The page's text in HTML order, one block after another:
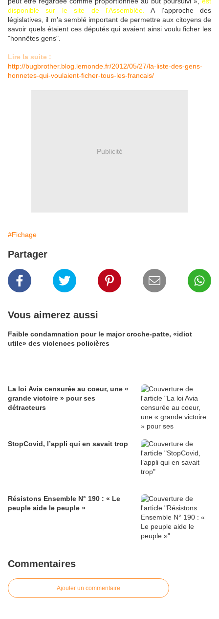
disponible sur le site de l'Assemblée.
A l'approche des
législatives, il m'a semblé important de permettre aux citoyens de
savoir quels étaient ces députés qui avaient ainsi voulu ficher les
"honnêtes gens".
Lire la suite :
http://bugbrother.blog.lemonde.fr/2012/05/27/la-liste-des-gens-
honnetes-qui-voulaient-ficher-tous-les-francais/
Publicité
#Fichage
Partager
Vous aimerez aussi
Faible condamnation pour le major croche-patte, «idiot
utile» des violences policières
La loi Avia censurée au coeur, une «
grande victoire » pour ses
détracteurs
StopCovid, l’appli qui en savait trop
Résistons Ensemble N° 190 : « Le
peuple aide le peuple »
Commentaires
Ajouter un commentaire